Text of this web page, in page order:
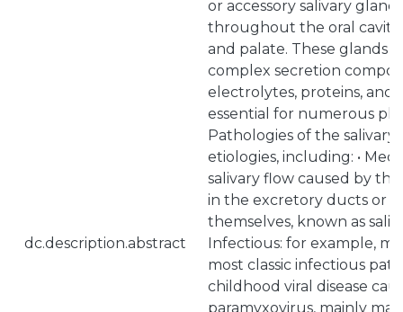
dc.description.abstract
or accessory salivary
throughout the oral cavity,
and palate. These glands
complex secretion
electrolytes, proteins, and
essential for numerous
Pathologies of the salivary
etiologies, including: •
salivary flow caused by
in the excretory ducts or
themselves, known as
Infectious: for example,
most classic infectious
childhood viral disease
paramyxovirus, mainly